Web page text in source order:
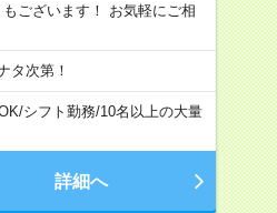
ございます！ お気軽にご相
次第！
/シフト勤務/10名以上の大量
詳細へ